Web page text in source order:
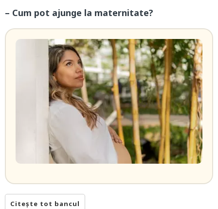
– Cum pot ajunge la maternitate?
Citește tot bancul